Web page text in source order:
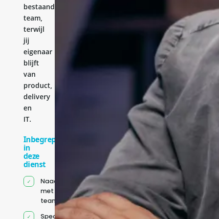
bestaande
team,
terwijl
jij
eigenaar
blijft
van
product,
delivery
en
IT.
Inbegrepen
in
deze
dienst
Naadloze integratie
met jouw bestaande
team
Specifiek voor jou